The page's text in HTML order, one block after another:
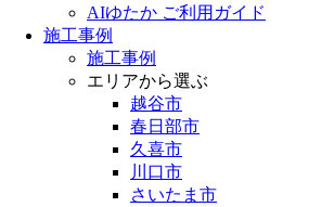
AIゆたか ご利用ガイド
施工事例
施工事例
エリアから選ぶ
越谷市
春日部市
久喜市
川口市
さいたま市